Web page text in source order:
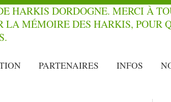
PARTENAIRES INFOS